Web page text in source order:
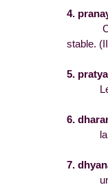
4.
stable.
5.
Les
6.
la
7.
une